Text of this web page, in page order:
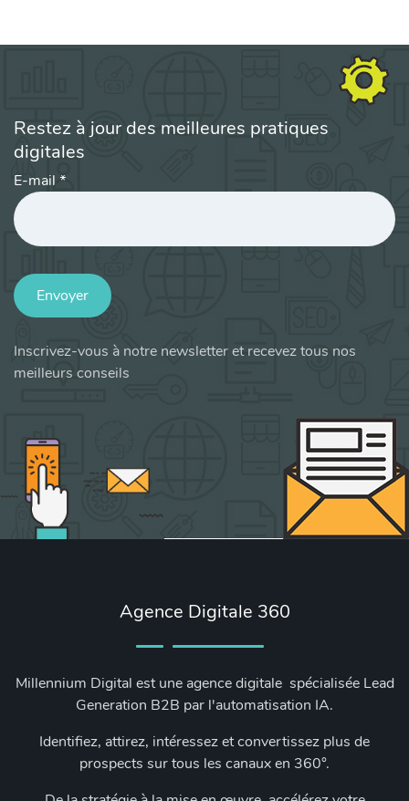
Restez à jour des meilleures pratiques
digitales
E-mail *
Envoyer
Inscrivez-vous à notre newsletter et recevez tous nos
meilleurs conseils
Agence Digitale 360
Millennium Digital est une agence digitale spécialisée Lead
Generation B2B par l'automatisation IA.
Identifiez, attirez, intéressez et convertissez plus de
prospects sur tous les canaux en 360°.